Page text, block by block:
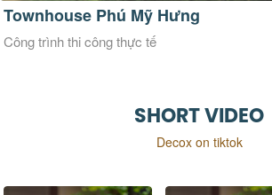
La Maison Douce
Phong cách thiết kế Đương đại
SHORT VIDEO
Decox on tiktok